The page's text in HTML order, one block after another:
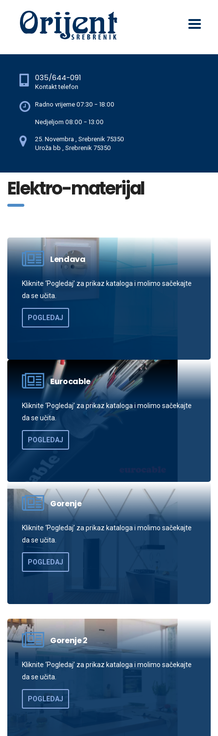
035/644-091
Kontakt telefon
Radno vrijeme 07:30 - 18:00
Nedjeljom 08:00 - 13:00
25. Novembra , Srebrenik 75350
Uroža bb , Srebrenik 75350
Elektro-materijal
Lendava
Kliknite ‘Pogledaj’ za prikaz kataloga i molimo sačekajte
da se učita.
POGLEDAJ
Eurocable
Kliknite ‘Pogledaj’ za prikaz kataloga i molimo sačekajte
da se učita.
POGLEDAJ
Gorenje
Kliknite ‘Pogledaj’ za prikaz kataloga i molimo sačekajte
da se učita.
POGLEDAJ
Gorenje 2
Kliknite ‘Pogledaj’ za prikaz kataloga i molimo sačekajte
da se učita.
POGLEDAJ